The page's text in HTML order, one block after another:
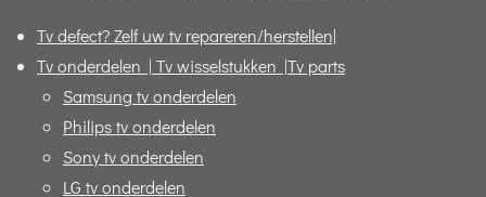
Tv defect? Zelf uw tv repareren/herstellen|
Tv onderdelen | Tv wisselstukken |Tv parts
Samsung tv onderdelen
Philips tv onderdelen
Sony tv onderdelen
LG tv onderdelen